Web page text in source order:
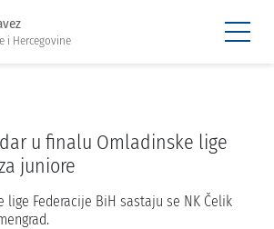
i Hercegovine
u finalu Omladinske lige
juniore
lige Federacije BiH sastaju se NK Čelik